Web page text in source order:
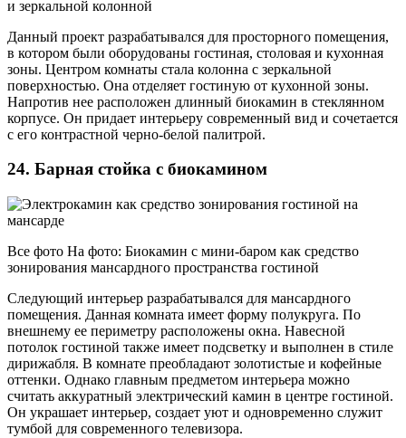
и зеркальной колонной
Данный проект разрабатывался для просторного помещения,
в котором были оборудованы гостиная, столовая и кухонная
зоны. Центром комнаты стала колонна с зеркальной
поверхностью. Она отделяет гостиную от кухонной зоны.
Напротив нее расположен длинный биокамин в стеклянном
корпусе. Он придает интерьеру современный вид и сочетается
с его контрастной черно-белой палитрой.
24. Барная стойка с биокамином
Все фото На фото: Биокамин с мини-баром как средство
зонирования мансардного пространства гостиной
Следующий интерьер разрабатывался для мансардного
помещения. Данная комната имеет форму полукруга. По
внешнему ее периметру расположены окна. Навесной
потолок гостиной также имеет подсветку и выполнен в стиле
дирижабля. В комнате преобладают золотистые и кофейные
оттенки. Однако главным предметом интерьера можно
считать аккуратный электрический камин в центре гостиной.
Он украшает интерьер, создает уют и одновременно служит
тумбой для современного телевизора.